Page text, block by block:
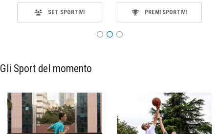
SET SPORTIVI PREMI SPORTIVI
Gli Sport del momento